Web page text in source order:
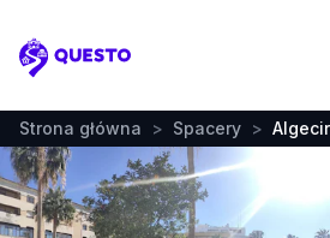
Questo
Strona główna > Spacery >